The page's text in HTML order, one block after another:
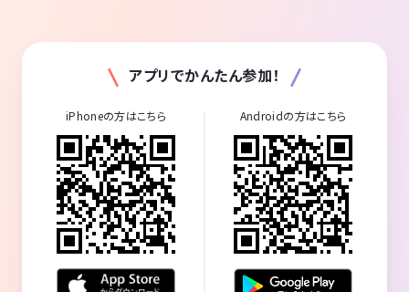
アプリでかんたん参加！
iPhoneの方はこちら Androidの方はこちら